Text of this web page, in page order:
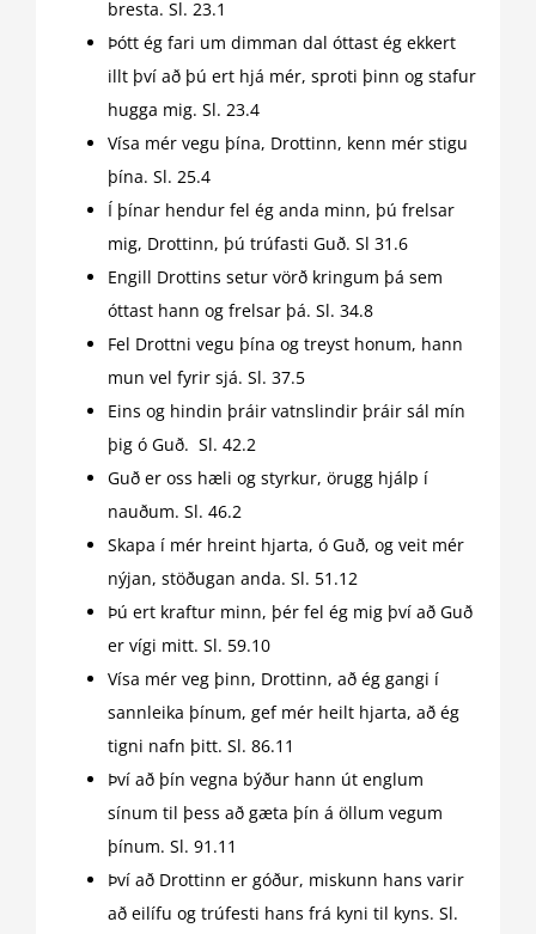
bresta. Sl. 23.1
Þótt ég fari um dimman dal óttast ég ekkert
illt því að þú ert hjá mér, sproti þinn og stafur
hugga mig. Sl. 23.4
Vísa mér vegu þína, Drottinn, kenn mér stigu
þína. Sl. 25.4
Í þínar hendur fel ég anda minn, þú frelsar
mig, Drottinn, þú trúfasti Guð. Sl 31.6
Engill Drottins setur vörð kringum þá sem
óttast hann og frelsar þá. Sl. 34.8
Fel Drottni vegu þína og treyst honum, hann
mun vel fyrir sjá. Sl. 37.5
Eins og hindin þráir vatnslindir þráir sál mín
þig ó Guð. Sl. 42.2
Guð er oss hæli og styrkur, örugg hjálp í
nauðum. Sl. 46.2
Skapa í mér hreint hjarta, ó Guð, og veit mér
nýjan, stöðugan anda. Sl. 51.12
Þú ert kraftur minn, þér fel ég mig því að Guð
er vígi mitt. Sl. 59.10
Vísa mér veg þinn, Drottinn, að ég gangi í
sannleika þínum, gef mér heilt hjarta, að ég
tigni nafn þitt. Sl. 86.11
Því að þín vegna býður hann út englum
sínum til þess að gæta þín á öllum vegum
þínum. Sl. 91.11
Því að Drottinn er góður, miskunn hans varir
að eilífu og trúfesti hans frá kyni til kyns. Sl.